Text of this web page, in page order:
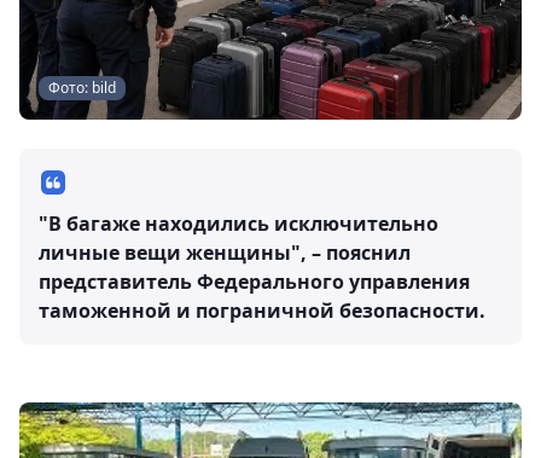
Фото: bild
"В багаже находились исключительно
личные вещи женщины", – пояснил
представитель Федерального управления
таможенной и пограничной безопасности.